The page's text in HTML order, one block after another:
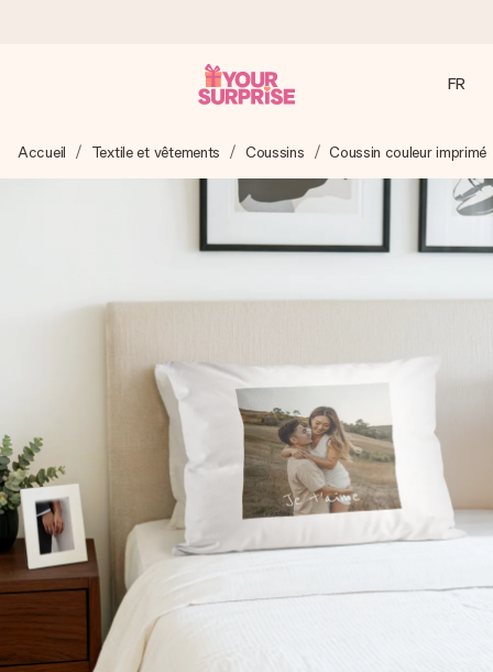
Nous préparons votre cadeau avec attention et l’envoyons
en un éclair – pour que vous puissiez l’offrir au bon moment,
4,9 (sur la base de +15 000 avis)
pays où nous sommes présents).
Carte de vœux gratuite
Créez quelque chose d’unique en quelques étapes – avec
son prénom, votre photo ou un message qui touche le cœur.
Sans complications, juste tout l’amour pour le moment idéal.
FR
Accueil Textile et vêtements Coussins Coussin couleur imprimé